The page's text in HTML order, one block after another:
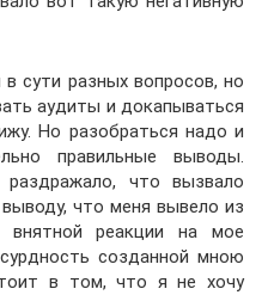
сути разных вопросов, но
аудиты и докапываться
Но разобраться надо и
правильные выводы.
что вызвало
что меня вывело из
внятной реакции на мое
созданной мною
в том, что я не хочу